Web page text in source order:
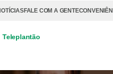
FALE COM A GENTE
Teleplantão